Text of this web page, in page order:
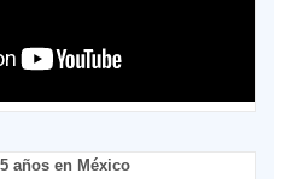
años en México